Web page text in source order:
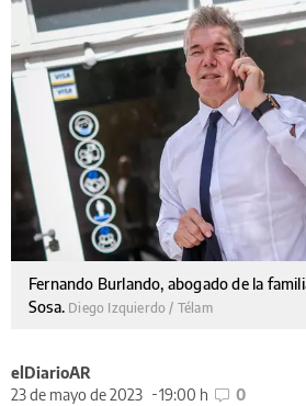
Fernando Burlando, abogado de la
Sosa. Diego Izquierdo / Télam
elDiarioAR
23 de mayo de 2023
19:00 h 0